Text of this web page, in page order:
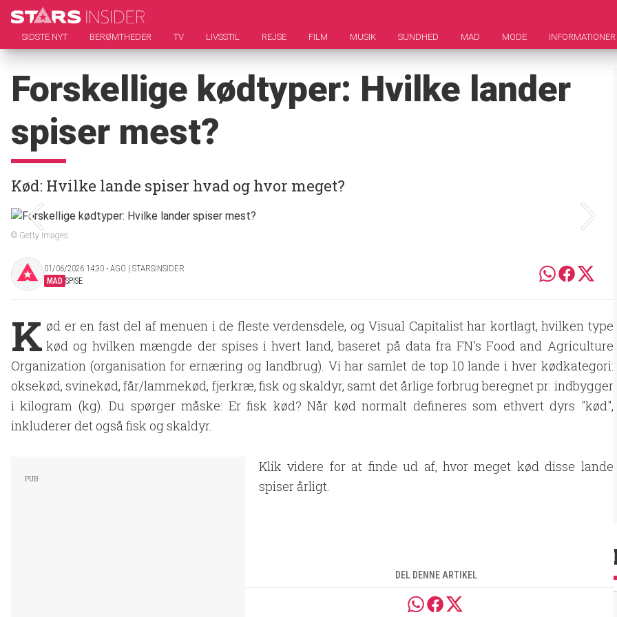
SIDSTE NYT BERØMTHEDER TV LIVSSTIL REJSE FILM MUSIK SUNDHED MAD MODE INFORMATIONER
Forskellige kødtyper: Hvilke lander
spiser mest?
Kød: Hvilke lande spiser hvad og hvor meget?
© Getty Images
01/06/2026 14:30 ‧ AGO | STARSINSIDER
MAD SPISE
K ød er en fast del af menuen i de fleste verdensdele, og Visual Capitalist har kortlagt, hvilken type
kød og hvilken mængde der spises i hvert land, baseret på data fra FN's Food and Agriculture
Organization (organisation for ernæring og landbrug). Vi har samlet de top 10 lande i hver kødkategori:
oksekød, svinekød, får/lammekød, fjerkræ, fisk og skaldyr, samt det årlige forbrug beregnet pr. indbygger
i kilogram (kg). Du spørger måske: Er fisk kød? Når kød normalt defineres som ethvert dyrs "kød",
inkluderer det også fisk og skaldyr.
Klik videre for at finde ud af, hvor meget kød disse lande
spiser årligt.
DEL DENNE ARTIKEL